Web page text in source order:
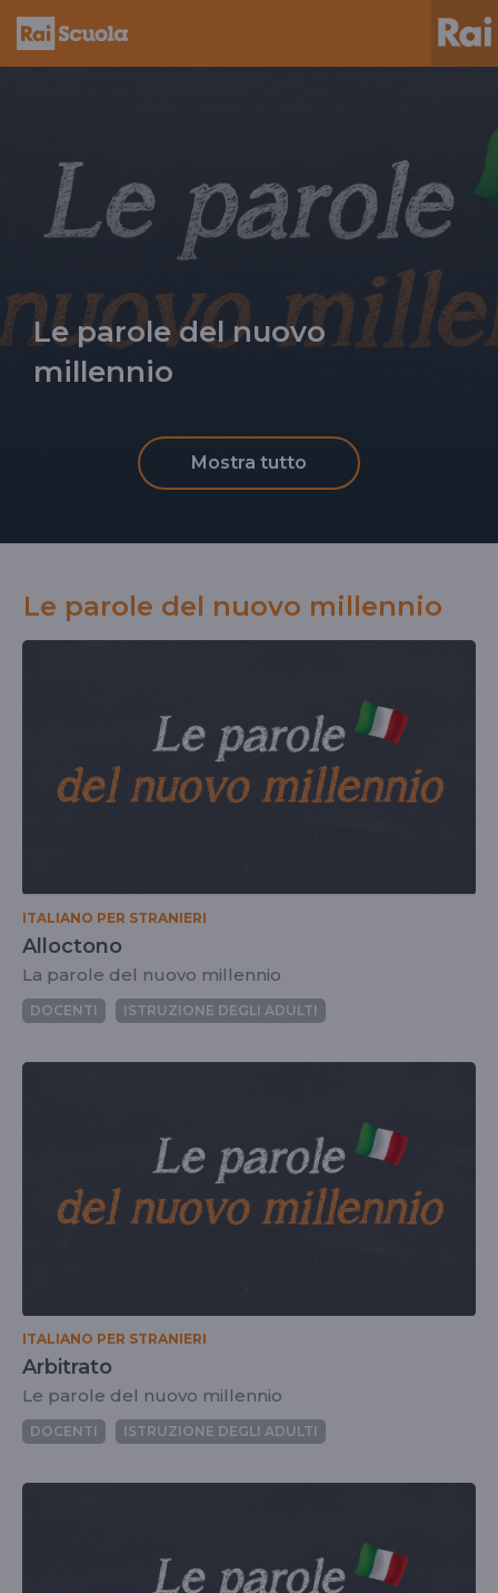
Le parole del nuovo
millennio
Mostra tutto
Le parole del nuovo millennio
ITALIANO PER STRANIERI
Alloctono
La parole del nuovo millennio
DOCENTI ISTRUZIONE DEGLI ADULTI
ITALIANO PER STRANIERI
Arbitrato
Le parole del nuovo millennio
DOCENTI ISTRUZIONE DEGLI ADULTI